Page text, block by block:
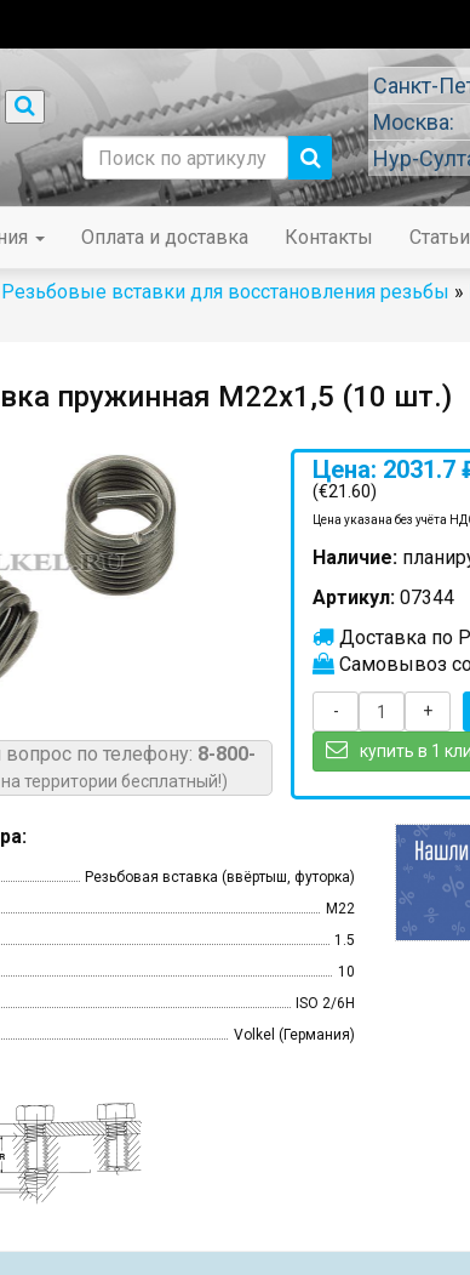
Санкт-
Москва:
Нур-
Оплата и доставка Контакты Статьи
Резьбовые вставки для восстановления резьбы »
пружинная M22x1,5 (10 шт.)
по телефону: 8-800-
территории бесплатный!)
Цена: 2031.7
(€21.60)
Цена указана без учёта
Наличие:
Артикул: 07344
Доставка по
Самовывоз
- +
купить в 1
Резьбовая вставка (ввёртыш, футорка)
M22
1.5
10
ISO 2/6H
Volkel (Германия)